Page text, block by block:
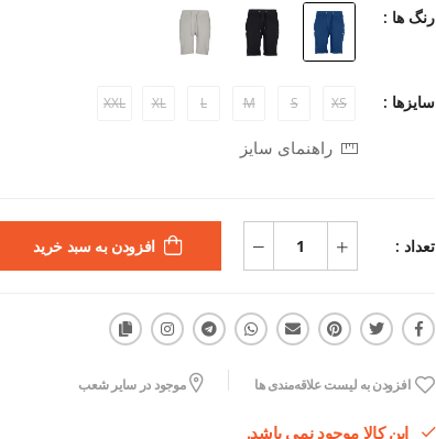
رنگ ها :
سایزها : XS
S
M
L
XL
XXL
راهنمای سایز
تعداد : افزودن به سبد خرید
افزودن به لیست علاقه‌مندی ها موجود در سایر شعب
این کالا موجود نمی باشد.